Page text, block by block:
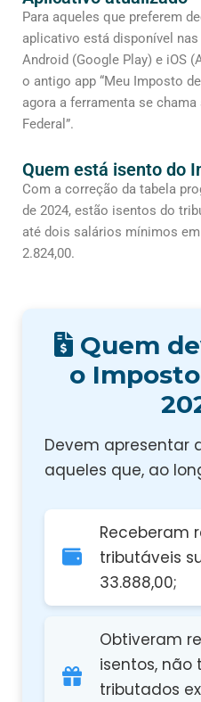
Para aqueles que preferem
aplicativo está disponível
Android (Google Play) e iOS
o antigo app “Meu Imposto
agora a ferramenta se
Federal”.
Quem está isento do
Com a correção da tabela
de 2024, estão isentos do
até dois salários mínimos
2.824,00.
Quem
o
Devem apresentar
aqueles que, ao
Receberam
tributáveis
33.888,00;
Obtiveram
isentos, não
tributados